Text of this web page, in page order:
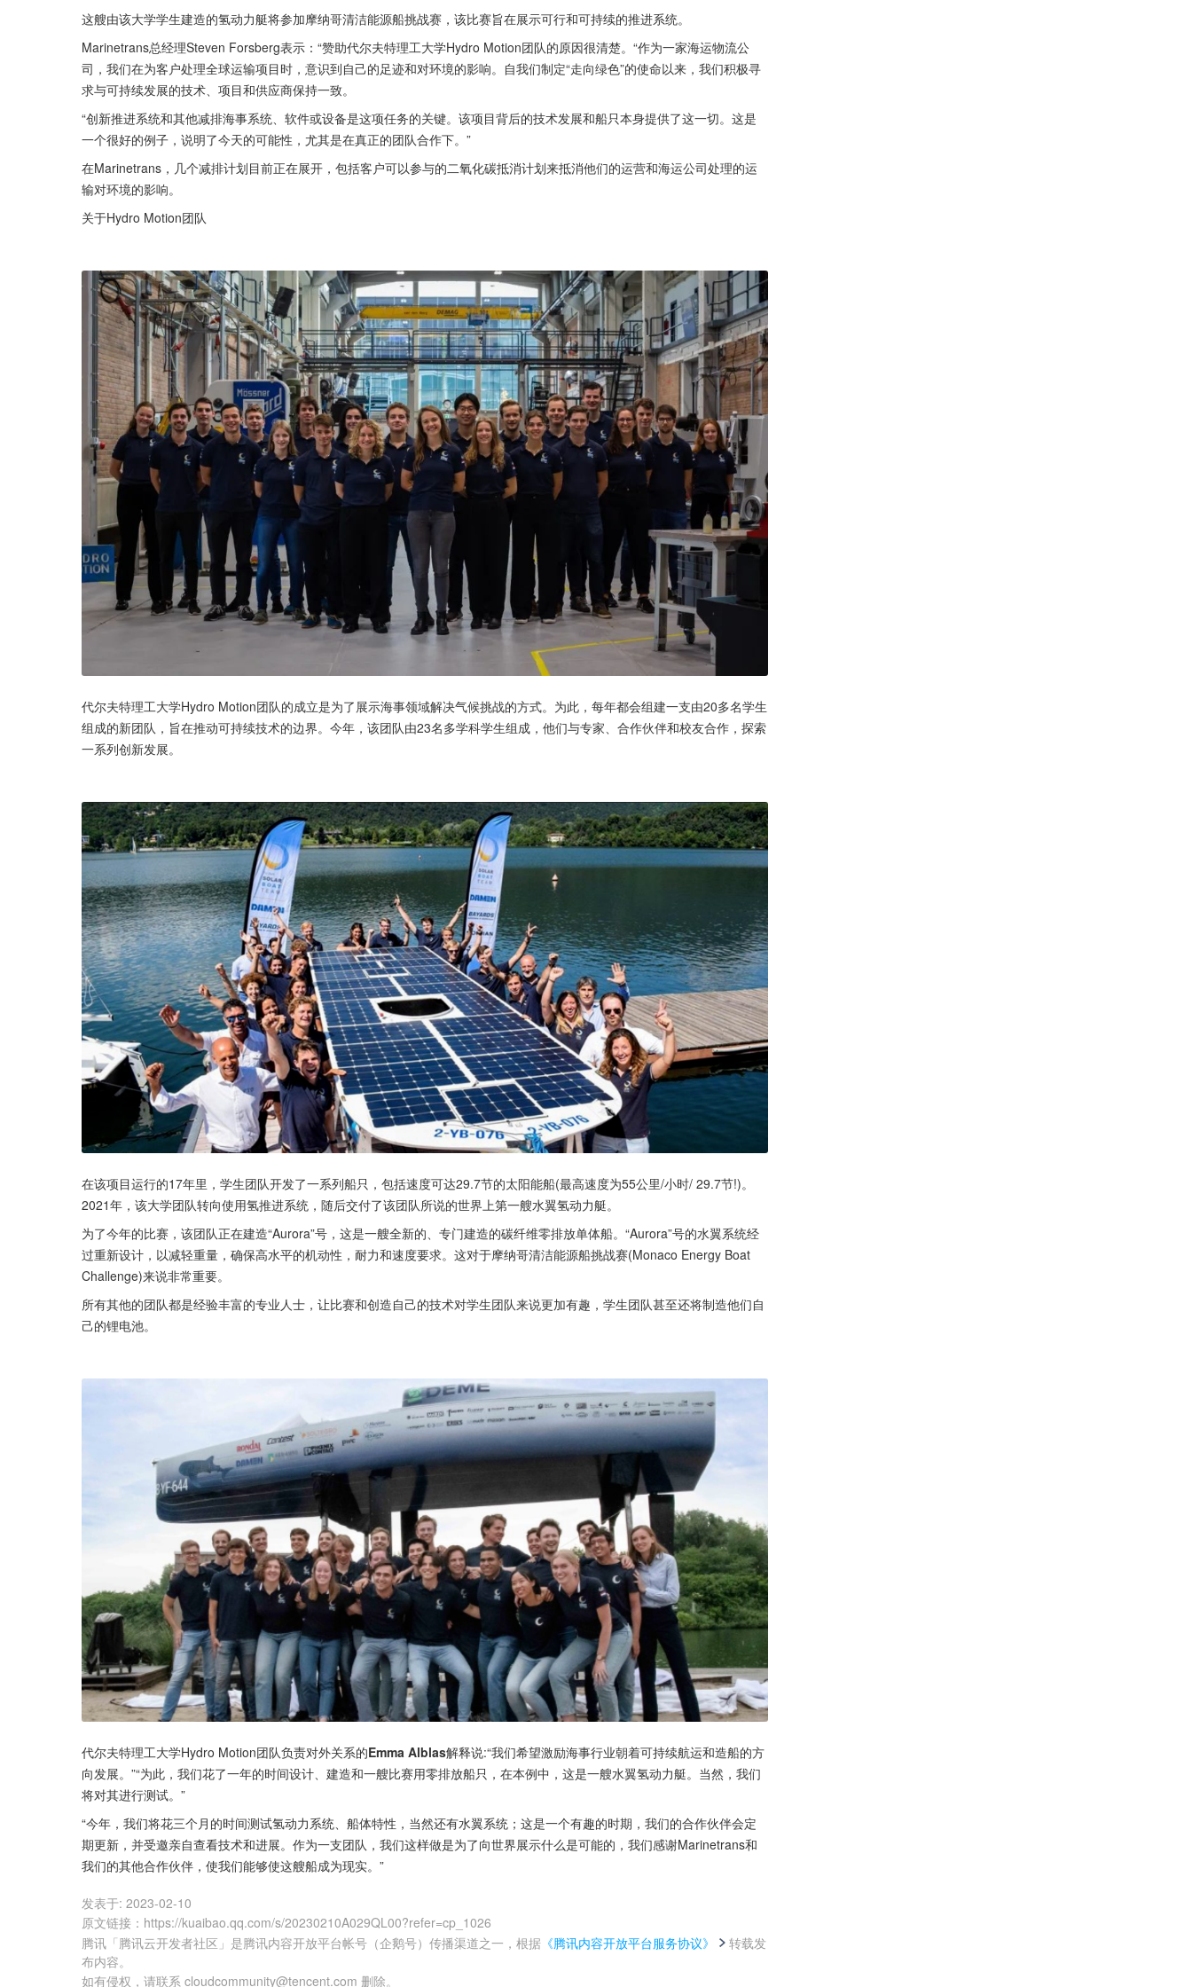
这艘由该大学学生建造的氢动力艇将参加摩纳哥清洁能源船挑战赛，该比赛旨在展示可行和可持续的推进系统。
Marinetrans总经理Steven Forsberg表示：“赞助代尔夫特理工大学Hydro Motion团队的原因很清楚。“作为一家海运物流公
司，我们在为客户处理全球运输项目时，意识到自己的足迹和对环境的影响。自我们制定“走向绿色”的使命以来，我们积极寻
求与可持续发展的技术、项目和供应商保持一致。
“创新推进系统和其他减排海事系统、软件或设备是这项任务的关键。该项目背后的技术发展和船只本身提供了这一切。这是
一个很好的例子，说明了今天的可能性，尤其是在真正的团队合作下。”
在Marinetrans，几个减排计划目前正在展开，包括客户可以参与的二氧化碳抵消计划来抵消他们的运营和海运公司处理的运
输对环境的影响。
关于Hydro Motion团队
代尔夫特理工大学Hydro Motion团队的成立是为了展示海事领域解决气候挑战的方式。为此，每年都会组建一支由20多名学生
组成的新团队，旨在推动可持续技术的边界。今年，该团队由23名多学科学生组成，他们与专家、合作伙伴和校友合作，探索
一系列创新发展。
在该项目运行的17年里，学生团队开发了一系列船只，包括速度可达29.7节的太阳能船(最高速度为55公里/小时/ 29.7节!)。
2021年，该大学团队转向使用氢推进系统，随后交付了该团队所说的世界上第一艘水翼氢动力艇。
为了今年的比赛，该团队正在建造“Aurora”号，这是一艘全新的、专门建造的碳纤维零排放单体船。“Aurora”号的水翼系统经
过重新设计，以减轻重量，确保高水平的机动性，耐力和速度要求。这对于摩纳哥清洁能源船挑战赛(Monaco Energy Boat
Challenge)来说非常重要。
所有其他的团队都是经验丰富的专业人士，让比赛和创造自己的技术对学生团队来说更加有趣，学生团队甚至还将制造他们自
己的锂电池。
代尔夫特理工大学Hydro Motion团队负责对外关系的Emma Alblas解释说:“我们希望激励海事行业朝着可持续航运和造船的方
向发展。”“为此，我们花了一年的时间设计、建造和一艘比赛用零排放船只，在本例中，这是一艘水翼氢动力艇。当然，我们
将对其进行测试。”
“今年，我们将花三个月的时间测试氢动力系统、船体特性，当然还有水翼系统；这是一个有趣的时期，我们的合作伙伴会定
期更新，并受邀亲自查看技术和进展。作为一支团队，我们这样做是为了向世界展示什么是可能的，我们感谢Marinetrans和
我们的其他合作伙伴，使我们能够使这艘船成为现实。”
发表于: 2023-02-10
原文链接 ： https://kuaibao.qq.com/s/20230210A029QL00?refer=cp_1026
腾讯「腾讯云开发者社区」是腾讯内容开放平台帐号（企鹅号）传播渠道之一，根据 《腾讯内容开放平台服务协议》
转载发
布内容。
如有侵权，请联系 cloudcommunity@tencent.com 删除。